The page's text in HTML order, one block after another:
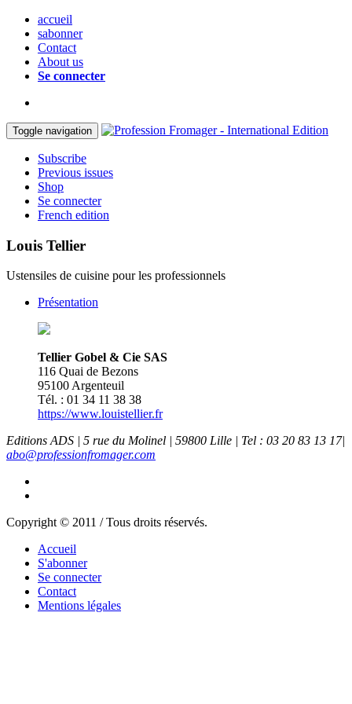
accueil
sabonner
Contact
About us
Se connecter
Toggle navigation
Subscribe
Previous issues
Shop
Se connecter
French edition
Louis Tellier
Ustensiles de cuisine pour les professionnels
Présentation
Tellier Gobel & Cie SAS
116 Quai de Bezons
95100 Argenteuil
Tél. : 01 34 11 38 38
https://www.louistellier.fr
Editions ADS | 5 rue du Molinel | 59800 Lille | Tel : 03 20 83 13 17|
abo@professionfromager.com
Copyright © 2011 / Tous droits réservés.
Accueil
S'abonner
Se connecter
Contact
Mentions légales